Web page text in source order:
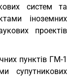
систем та
іноземних
проектів
пунктів ГМ-1
супутникових